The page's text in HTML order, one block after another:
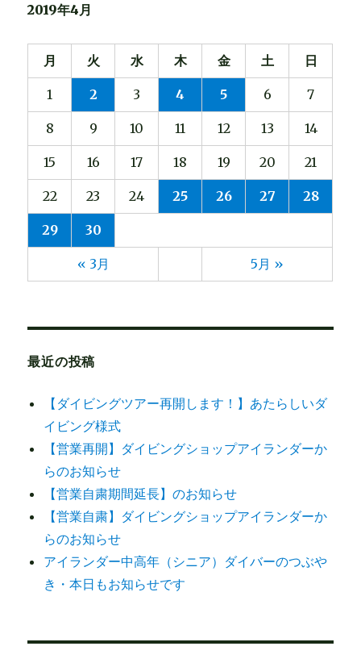
2019年4月
月 火 水 木 金 土 日
« 3月 5月 »
1 2 3 4 5 6 7
8 9 10 11 12 13 14
15 16 17 18 19 20 21
22 23 24 25 26 27 28
29 30
最近の投稿
【ダイビングツアー再開します！】あたらしいダ
イビング様式
【営業再開】ダイビングショップアイランダーか
らのお知らせ
【営業自粛期間延長】のお知らせ
【営業自粛】ダイビングショップアイランダーか
らのお知らせ
アイランダー中高年（シニア）ダイバーのつぶや
き・本日もお知らせです